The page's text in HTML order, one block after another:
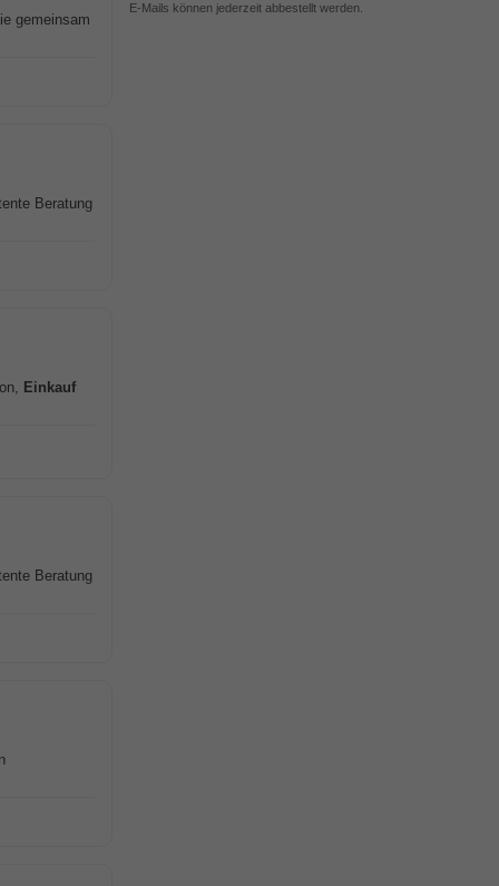
gemeinsam
Beratung
Einkauf
Beratung
E-Mails können jederzeit abbestellt werden.